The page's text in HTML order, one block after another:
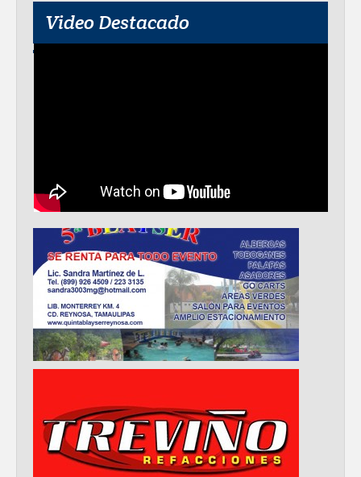
Video Destacado